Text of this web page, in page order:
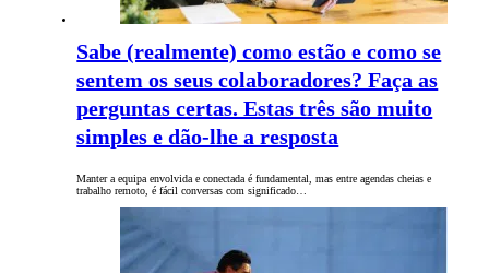
Sabe (realmente) como estão e como se
sentem os seus colaboradores? Faça as
perguntas certas. Estas três são muito
simples e dão-lhe a resposta
Manter a equipa envolvida e conectada é fundamental, mas entre agendas cheias e
trabalho remoto, é fácil conversas com significado…